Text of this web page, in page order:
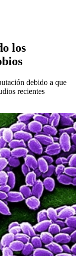
los
debido a que
recientes